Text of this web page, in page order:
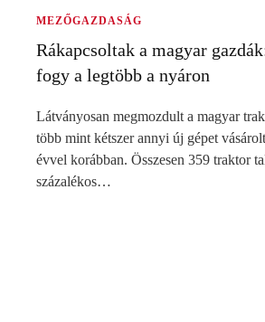
MEZŐGAZDASÁG
Rákapcsoltak a magyar
fogy a legtöbb a nyáron
Látványosan megmozdult a magyar
több mint kétszer annyi új gépet
évvel korábban. Összesen 359 traktor
százalékos…